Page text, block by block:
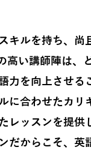
キルを持ち、尚
高い講師陣は、
力を向上させる
に合わせたカリ
レッスンを提供
だからこそ、